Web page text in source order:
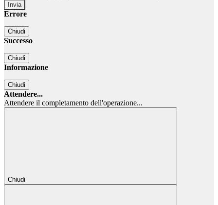
Errore
Chiudi
Successo
Chiudi
Informazione
Chiudi
Attendere...
Attendere il completamento dell'operazione...
Chiudi